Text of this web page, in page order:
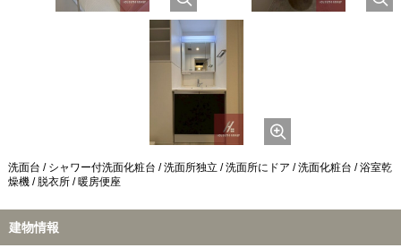
洗面台 / シャワー付洗面化粧台 / 洗面所独立 / 洗面所にドア / 洗面化粧台 / 浴室乾
燥機 / 脱衣所 / 暖房便座
建物情報